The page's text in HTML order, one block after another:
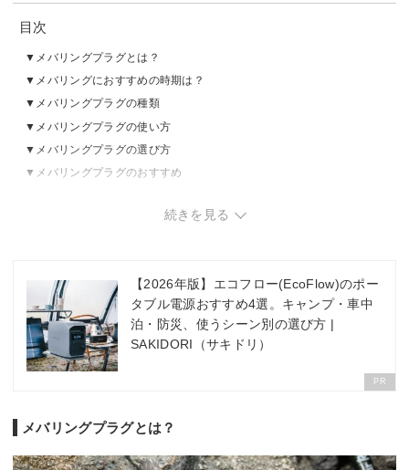
目次
メバリングプラグとは？
メバリングにおすすめの時期は？
メバリングプラグの種類
メバリングプラグの使い方
メバリングプラグの選び方
メバリングプラグのおすすめ
続きを見る
【2026年版】エコフロー(EcoFlow)のポー
タブル電源おすすめ4選。キャンプ・車中
泊・防災、使うシーン別の選び方 |
SAKIDORI（サキドリ）
PR
メバリングプラグとは？